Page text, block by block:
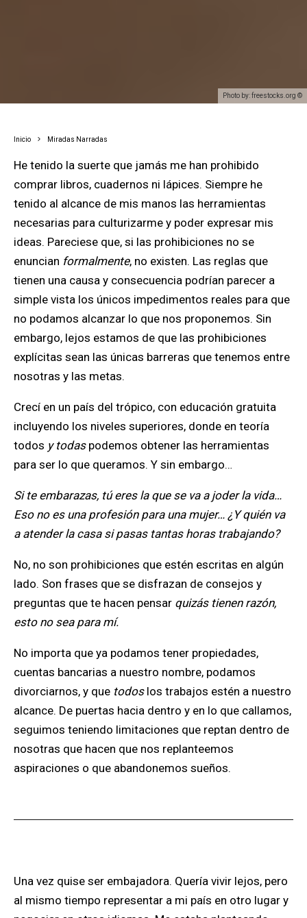
Photo by: freestocks.org ©
Inicio Miradas Narradas
He tenido la suerte que jamás me han prohibido
comprar libros, cuadernos ni lápices. Siempre he
tenido al alcance de mis manos las herramientas
necesarias para culturizarme y poder expresar mis
ideas. Pareciese que, si las prohibiciones no se
enuncian formalmente, no existen. Las reglas que
tienen una causa y consecuencia podrían parecer a
simple vista los únicos impedimentos reales para que
no podamos alcanzar lo que nos proponemos. Sin
embargo, lejos estamos de que las prohibiciones
explícitas sean las únicas barreras que tenemos entre
nosotras y las metas.
Crecí en un país del trópico, con educación gratuita
incluyendo los niveles superiores, donde en teoría
todos y todaspodemos obtener las herramientas
para ser lo que queramos. Y sin embargo…
Si te embarazas, tú eres la que se va a joder la vida…
Eso no es una profesión para una mujer… ¿Y quién va
a atender la casa si pasas tantas horas trabajando?
No, no son prohibiciones que estén escritas en algún
lado. Son frases que se disfrazan de consejos y
preguntas que te hacen pensar quizás tienen razón,
esto no sea para mí.
No importa que ya podamos tener propiedades,
cuentas bancarias a nuestro nombre, podamos
divorciarnos, y que todos los trabajos estén a nuestro
alcance. De puertas hacia dentro y en lo que callamos,
seguimos teniendo limitaciones que reptan dentro de
nosotras que hacen que nos replanteemos
aspiraciones o que abandonemos sueños.
Una vez quise ser embajadora. Quería vivir lejos, pero
al mismo tiempo representar a mi país en otro lugar y